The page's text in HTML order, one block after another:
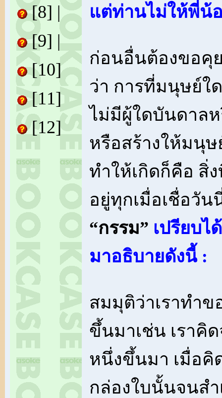
[8] |
[9] |
[10]
[11]
[12]
แต่ท่านไม่ให้พี่น้
ก่อนอื่นต้องขอคุ
ว่า การที่มนุษย์ใ
ไม่มีผู้ใดบันดาล
หรือสร้างให้มนุ
ทำให้เกิดก็คือ สิ่
อยู่ทุกเมื่อเชื่อวัน
“กรรม” เปรียบไ
มาอธิบายดังนี้ :
สมมุติว่าเราทำข
ขึ้นมาเช่น เราคิ
หนึ่งขึ้นมา เมื่อคิ
กล่องใบนั้นจนส